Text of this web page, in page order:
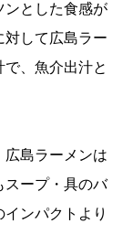
ンとした食感が
対して広島ラー
、魚介出汁と
広島ラーメンは
スープ・具のバ
ンパクトより